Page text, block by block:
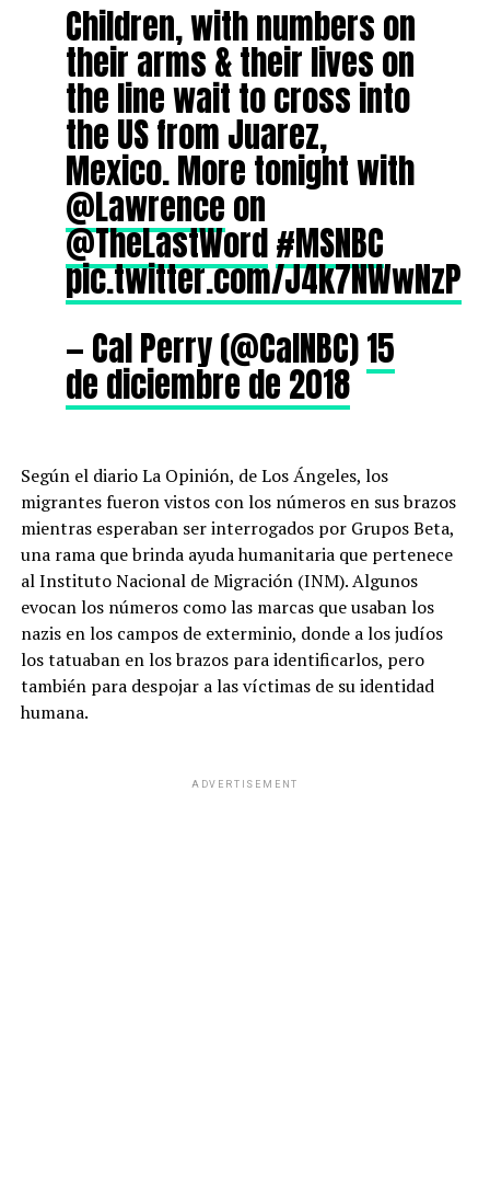
Children, with numbers on
their arms & their lives on
the line wait to cross into
the US from Juarez,
Mexico. More tonight with
@Lawrenceon
@TheLastWord#MSNBC
pic.twitter.com/J4k7NWwNzP
— Cal Perry (@CalNBC)15
de diciembre de 2018
Según el diario La Opinión, de Los Ángeles, los
migrantes fueron vistos con los números en sus brazos
mientras esperaban ser interrogados por Grupos Beta,
una rama que brinda ayuda humanitaria que pertenece
al Instituto Nacional de Migración (INM). Algunos
evocan los números como las marcas que usaban los
nazis en los campos de exterminio, donde a los judíos
los tatuaban en los brazos para identificarlos, pero
también para despojar a las víctimas de su identidad
humana.
ADVERTISEMENT